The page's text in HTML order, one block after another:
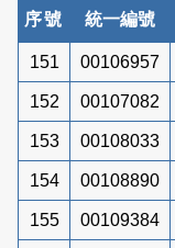
序號 統一編號
151 00106957
152 00107082
153 00108033
154 00108890
155 00109384